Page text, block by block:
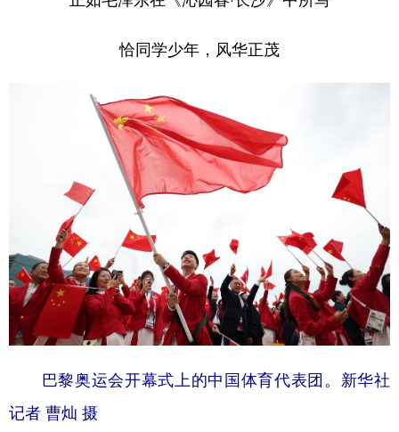
恰同学少年，风华正茂
巴黎奥运会开幕式上的中国体育代表团。新华社
记者 曹灿 摄